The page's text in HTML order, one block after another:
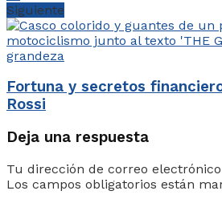
Siguiente
Fortuna y secretos
Rossi
Deja una respuesta
Tu dirección de correo
Los campos obligatorios están